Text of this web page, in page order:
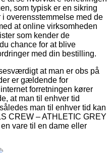
som typisk er en sikring
overensstemmelse med de
at online virksomheden
som kender de
chance for at blive
med din bestilling.
at man er obs på
er gældende for
forretningen kører
at man til enhver tid
man til enhver tid kan
CREW – ATHLETIC GREY
vare til en dame eller